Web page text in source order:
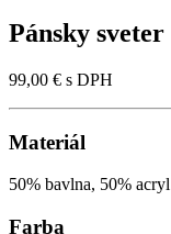
Pánsky sveter
99,00 € s DPH
Materiál
50% bavlna, 50% acryl
Farba